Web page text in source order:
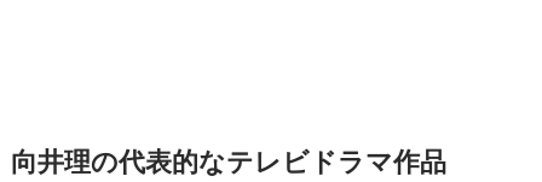
向井理の代表的なテレビドラマ作品